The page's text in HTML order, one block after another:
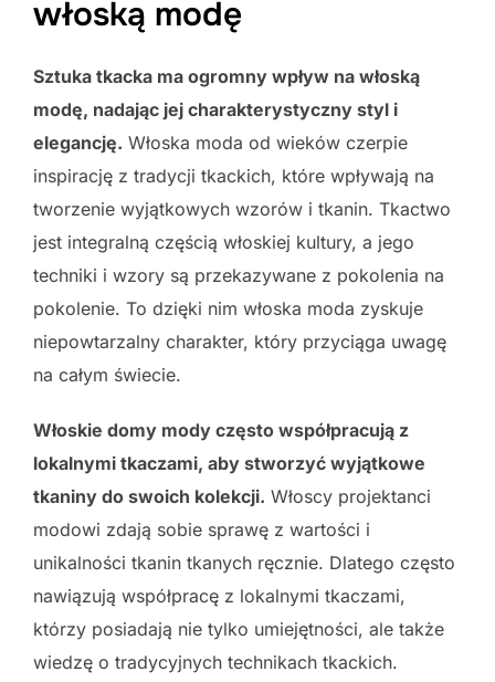
włoską modę
Sztuka tkacka ma ogromny wpływ na włoską
modę, nadając jej charakterystyczny styl i
elegancję. Włoska moda od wieków czerpie
inspirację z tradycji tkackich, które wpływają na
tworzenie wyjątkowych wzorów i tkanin. Tkactwo
jest integralną częścią włoskiej kultury, a jego
techniki i wzory są przekazywane z pokolenia na
pokolenie. To dzięki nim włoska moda zyskuje
niepowtarzalny charakter, który przyciąga uwagę
na całym świecie.
Włoskie domy mody często współpracują z
lokalnymi tkaczami, aby stworzyć wyjątkowe
tkaniny do swoich kolekcji. Włoscy projektanci
modowi zdają sobie sprawę z wartości i
unikalności tkanin tkanych ręcznie. Dlatego często
nawiązują współpracę z lokalnymi tkaczami,
którzy posiadają nie tylko umiejętności, ale także
wiedzę o tradycyjnych technikach tkackich.